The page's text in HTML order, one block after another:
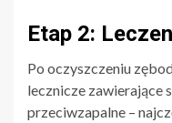
Etap 2:
Po oczyszczeniu
lecznicze zawierające
przeciwzapalne –